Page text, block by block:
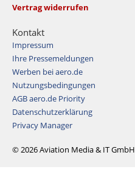
Vertrag widerrufen
Kontakt
Impressum
Ihre Pressemeldungen
Werben bei aero.de
Nutzungsbedingungen
AGB aero.de Priority
Datenschutzerklärung
Privacy Manager
© 2026 Aviation Media & IT GmbH